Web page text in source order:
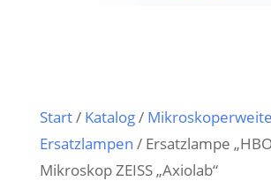
Start/ Katalog/
Ersatzlampen / Ersatzlampe
Mikroskop ZEISS „Axiolab“